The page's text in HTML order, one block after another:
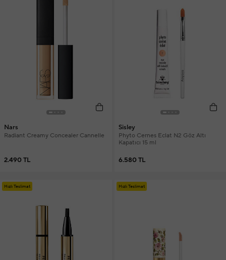
Nars
Radiant Creamy Concealer Cannelle
2.490 TL
Sisley
Phyto Cernes Eclat N2 Göz Altı
Kapatıcı 15 ml
6.580 TL
Hızlı Teslimat Hızlı Teslimat